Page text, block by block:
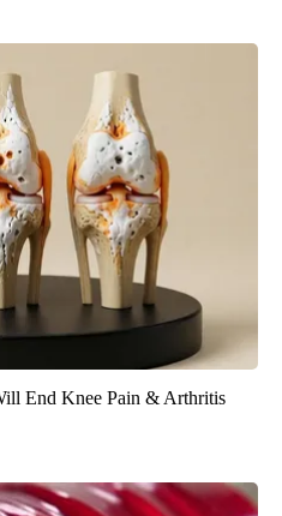
End Knee Pain & Arthritis